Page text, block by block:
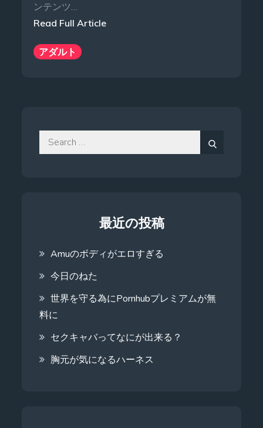
ンテンツ…
Read Full Article
アダルト
Search
for:
最近の投稿
Amuのボディがエロすぎる
今日のねた
世界を守る為にPornhubプレミアムが無
料に
セクキャバってなにが出来る？
胸元が気になるハーネス